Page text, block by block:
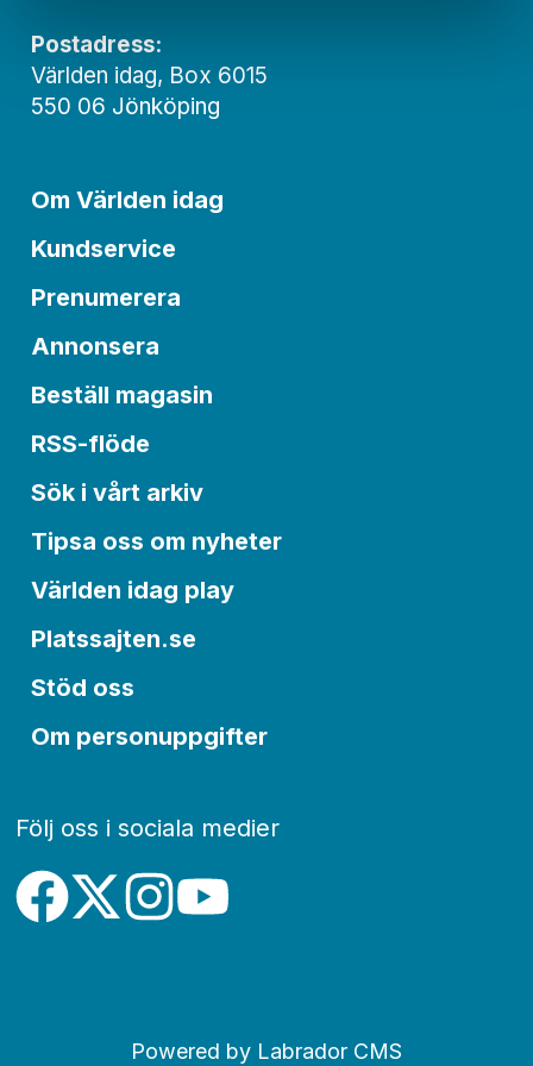
Postadress:
Världen idag, Box 6015
550 06 Jönköping
Om Världen idag
Kundservice
Prenumerera
Annonsera
Beställ magasin
RSS-flöde
Sök i vårt arkiv
Tipsa oss om nyheter
Världen idag play
Platssajten.se
Stöd oss
Om personuppgifter
Följ oss i sociala medier
Powered by Labrador CMS